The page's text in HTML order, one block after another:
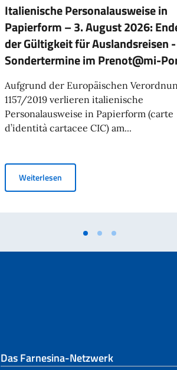
Italienische Personalausweise in
Papierform – 3. August 2026:
der Gültigkeit für Auslandsreisen -
Sondertermine im Prenot@mi-
Aufgrund der Europäischen
1157/2019 verlieren italienische
Personalausweise in Papierform (carte
d’identità cartacee CIC) am...
WeiterlesenItalienische Personalausweise
Das Farnesina-Netzwerk